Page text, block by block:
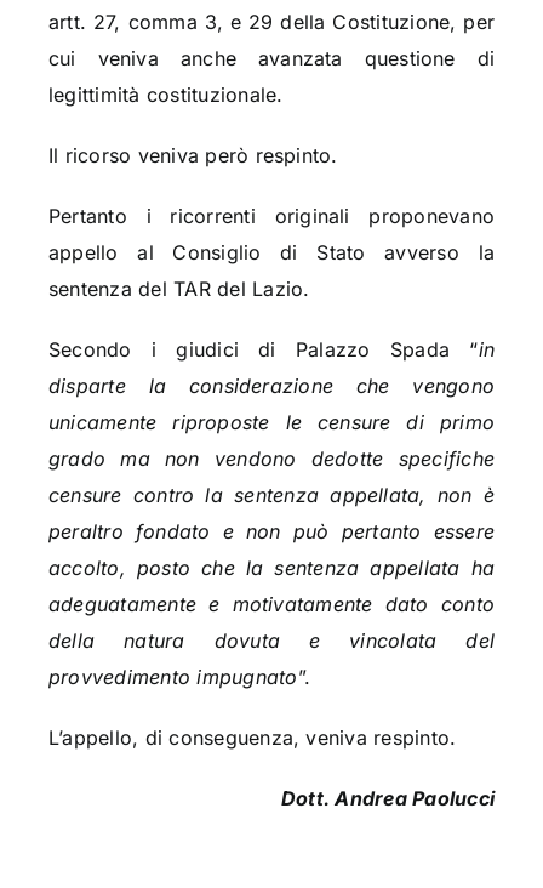
artt. 27, comma 3, e 29 della Costituzione, per
cui veniva anche avanzata questione di
legittimità costituzionale.
Il ricorso veniva però respinto.
Pertanto i ricorrenti originali proponevano
appello al Consiglio di Stato avverso la
sentenza del TAR del Lazio.
Secondo i giudici di Palazzo Spada “in
disparte la considerazione che vengono
unicamente riproposte le censure di primo
grado ma non vendono dedotte specifiche
censure contro la sentenza appellata, non è
peraltro fondato e non può pertanto essere
accolto, posto che la sentenza appellata ha
adeguatamente e motivatamente dato conto
della natura dovuta e vincolata del
provvedimento impugnato”.
L’appello, di conseguenza, veniva respinto.
Dott. Andrea Paolucci